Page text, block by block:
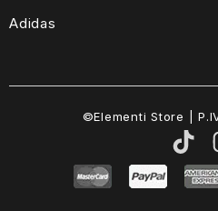
Adidas
©Elementi Store |